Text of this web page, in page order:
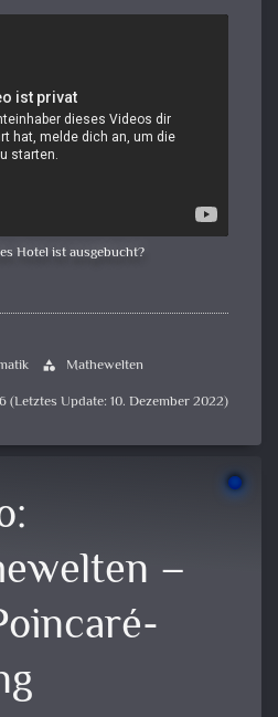
Hotel ist ausgebucht?
category Mathewelten
(Letztes Update: 10. Dezember 2022)
–